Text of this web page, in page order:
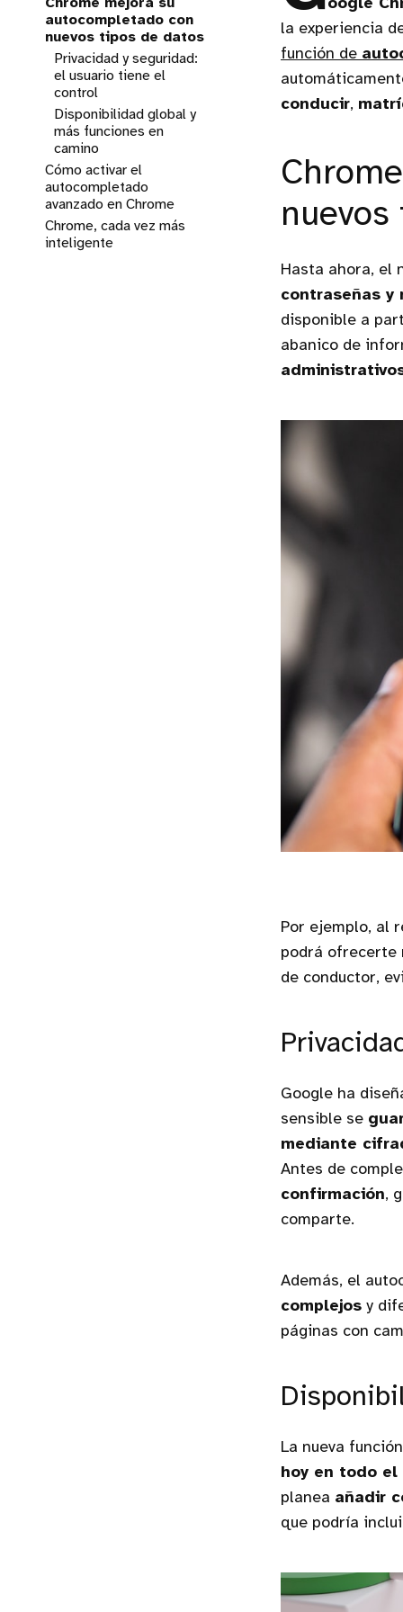
Chrome mejora su
autocompletado con
nuevos tipos de datos
Privacidad y seguridad:
el usuario tiene el
control
Disponibilidad global y
más funciones en
camino
Cómo activar el
autocompletado
avanzado en Chrome
Chrome, cada vez más
inteligente
oogle
la experiencia
función de
conducir,
Hasta ahora, el
contraseñas y
disponible a
abanico de
Por ejemplo, al
podrá ofrecerte
de conductor,
Google ha
sensible se
mediante
Antes de
confirmación,
comparte.
Además, el
complejos y
páginas con
La nueva
hoy en todo el
planea añadir
que podría